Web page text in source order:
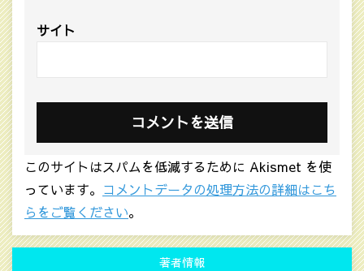
サイト
このサイトはスパムを低減するために Akismet を使
っています。 コメントデータの処理方法の詳細はこち
らをご覧ください。
著者情報